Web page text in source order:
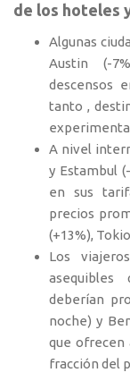
de los hoteles
Algunas
Austin (-
descensos
tanto ,
A nivel
y Estambul
en sus
precios
(+13%),
Los
asequibles
deberían
noche) y
que ofrecen
fracción del